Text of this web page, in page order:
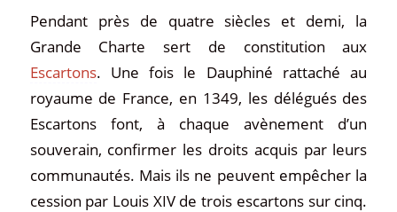
Pendant près de quatre siècles et demi, la
Grande Charte sert de constitution aux
Escartons. Une fois le Dauphiné rattaché au
royaume de France, en 1349, les délégués des
Escartons font, à chaque avènement d’un
souverain, confirmer les droits acquis par leurs
communautés. Mais ils ne peuvent empêcher la
cession par Louis XIV de trois escartons sur cinq.